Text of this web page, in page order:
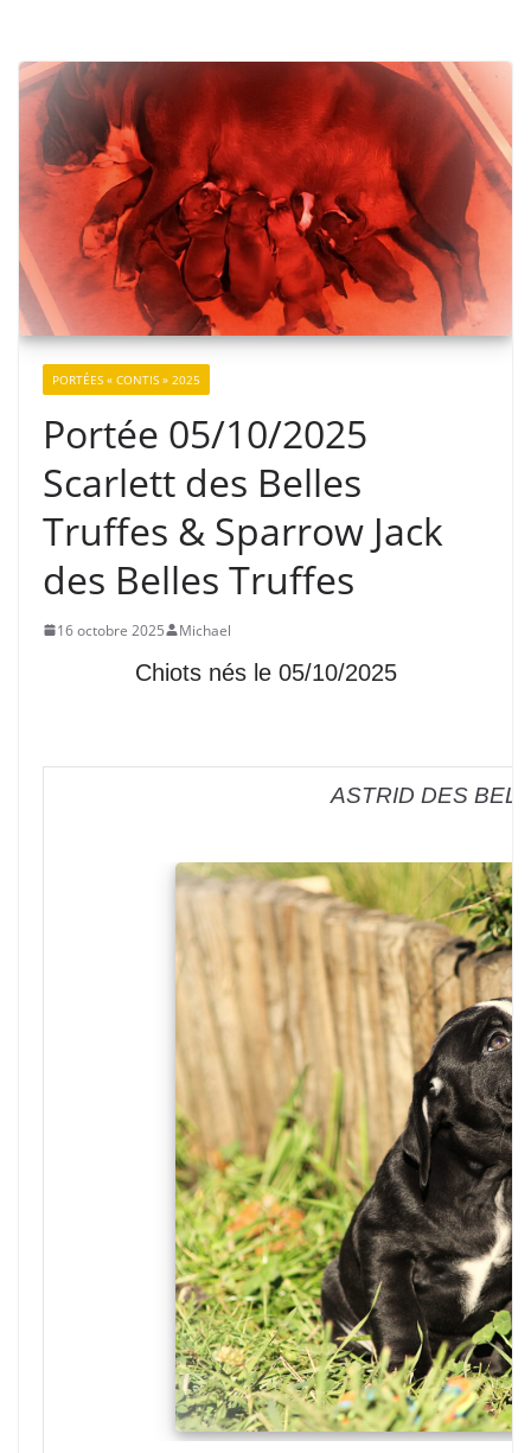
PORTÉES « CONTIS » 2025
Portée 05/10/2025
Scarlett des Belles
Truffes & Sparrow Jack
des Belles Truffes
16 octobre 2025 Michael
Chiots nés le 05/10/2025
ASTRID DES